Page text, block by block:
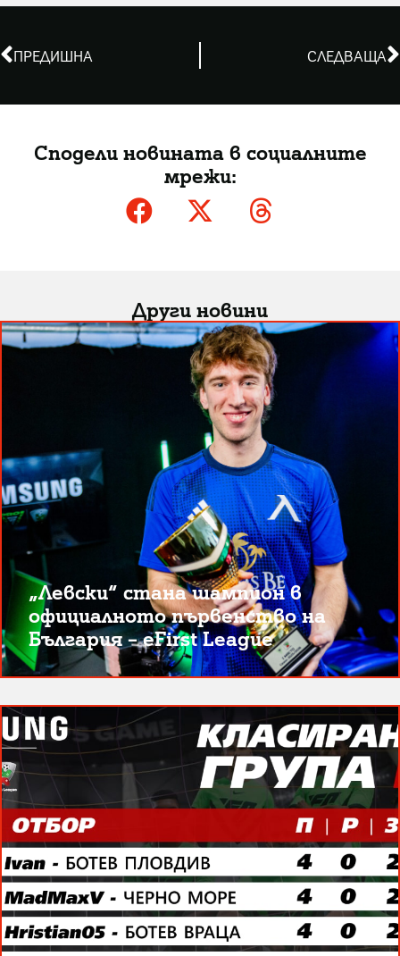
ПРЕДИШНА СЛЕДВАЩА
Сподели новината в социалните
мрежи:
Други новини
„Левски“ стана шампион в
официалното първенство на
България – eFirst League